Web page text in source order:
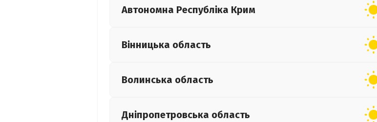
Автономна Республіка Крим
Вінницька область
Волинська область
Дніпропетровська область